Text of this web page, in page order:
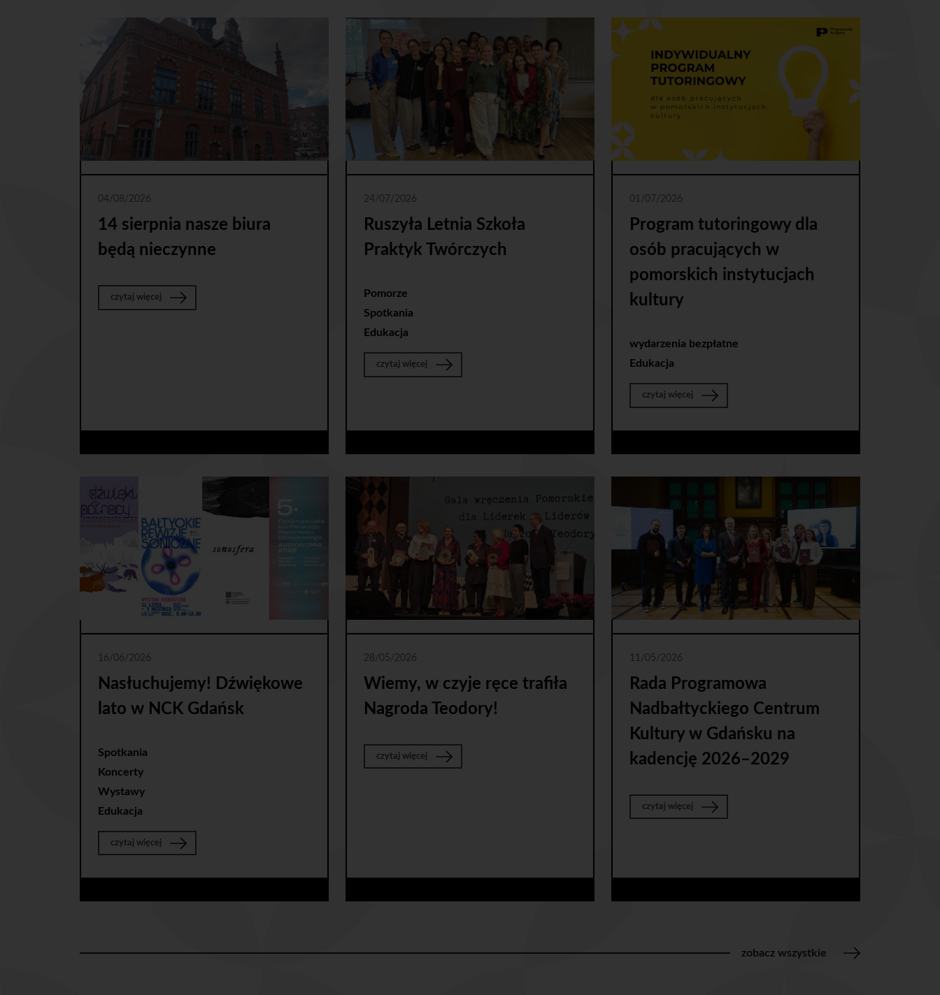
04/08/2026
14 sierpnia nasze biura
będą nieczynne
czytaj więcej o 14 sierpnia nasze biura będą nieczynne
24/07/2026
Ruszyła Letnia Szkoła
Praktyk Twórczych
Pomorze
Spotkania
Edukacja
czytaj więcej o Ruszyła Letnia Szkoła Praktyk Twórczych
01/07/2026
Program tutoringowy dla
osób pracujących w
pomorskich instytucjach
kultury
wydarzenia bezpłatne
Edukacja
czytaj więcej o Program tutoringowy dla osób pracujących w pomorskich
16/06/2026
Nasłuchujemy! Dźwiękowe
lato w NCK Gdańsk
Spotkania
Koncerty
Wystawy
Edukacja
czytaj więcej o Nasłuchujemy! Dźwiękowe lato w NCK Gdańsk
28/05/2026
Wiemy, w czyje ręce trafiła
Nagroda Teodory!
czytaj więcej o Wiemy, w czyje ręce trafiła Nagroda Teodory!
11/05/2026
Rada Programowa
Nadbałtyckiego Centrum
Kultury w Gdańsku na
kadencję 2026–2029
czytaj więcej o Rada Programowa Nadbałtyckiego Centrum Kultury w
zobacz wszystkie